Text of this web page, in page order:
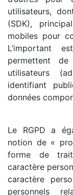
utilisateurs,
(SDK),
mobiles pour
L’important
permettent
utilisateurs
identifiant
données
Le RGPD a
notion de «
forme de
caractère
caractère
personnels